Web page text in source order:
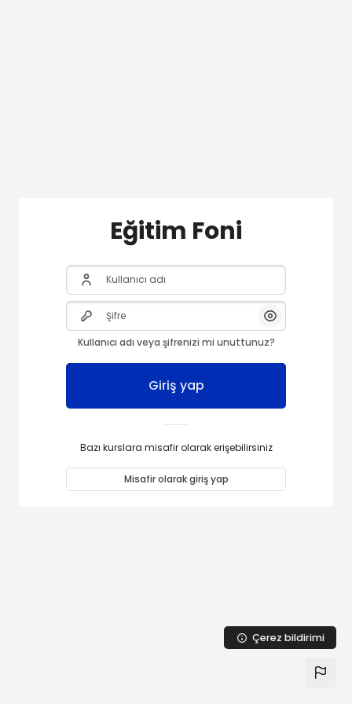
Eğitim Foni
Kullanıcı adı
Şifre
Göster/Gizle
Kullanıcı adı veya şifrenizi mi unuttunuz?
Giriş yap
Bazı kurslara misafir olarak erişebilirsiniz
Misafir olarak giriş yap
Çerez bildirimi